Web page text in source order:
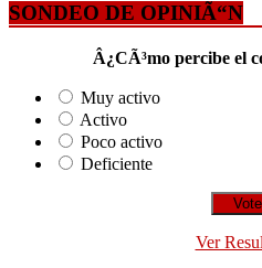
SONDEO DE OPINIÃ“N
Â¿CÃ³mo percibe el
Muy activo
Activo
Poco activo
Deficiente
Ver